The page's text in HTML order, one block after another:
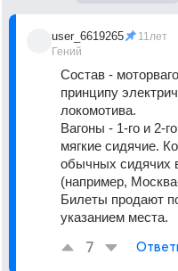
user_6619265
Гений
11лет
Состав -
принципу
локомотива.
Вагоны - 1-го и 2-
мягкие сидячие.
обычных сидячих
(например,
Билеты продают
указанием места.
7